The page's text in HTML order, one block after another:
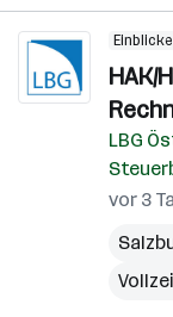
Einblicke
HAK/
LBG
vor 3